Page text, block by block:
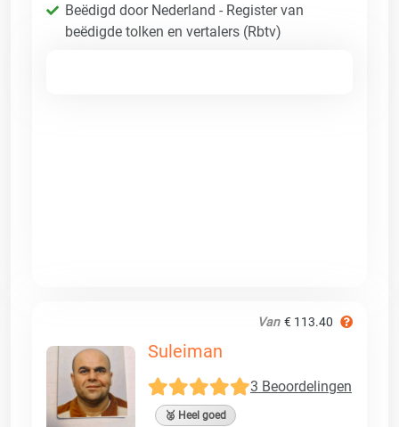
Beëdigd door Nederland - Register van
beëdigde tolken en vertalers (Rbtv)
Van € 113.40
Suleiman
3 Beoordelingen
🥈 Heel goed